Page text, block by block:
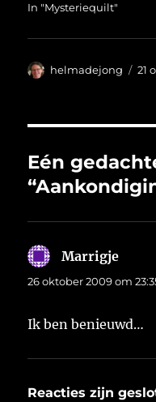
In "Mysteriequilt"
Auteur
helmadejong 21
Eén
Marrigje
26 oktober 2009 om
Ik ben benieuwd…
Reacties zijn